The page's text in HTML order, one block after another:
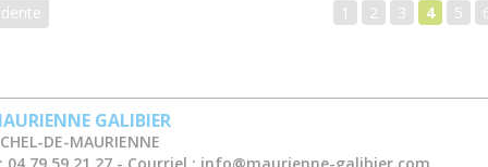
1 2 3 4 5
GALIBIER
DE-MAURIENNE
04 79 59 21 27 Courriel : info@maurienne-galibier.com